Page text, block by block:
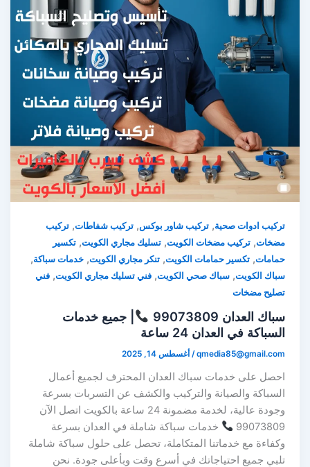
تركيب ادوات صحية,تركيب شاور بوكس,تركيب شفاطات,تركيب
مضخات,تركيب مضخات الكويت,تسليك مجاري الكويت,تكسير
حمامات,تكسير حمامات الكويت,تنكر مجاري الكويت,خدمات سباكة,
سباك الكويت,سباك صحي الكويت,فني تسليك مجاري الكويت,فني
تصليح مضخات
سباك العدان 99073809
| جميع خدمات
السباكة في العدان 24 ساعة
qmedia85@gmail.com
/أغسطس 14, 2025
احصل على خدمات سباك العدان المحترف لجميع أعمال
السباكة والصيانة والتركيب والكشف عن التسربات بسرعة
وجودة عالية، لخدمة مضمونة 24 ساعة بالكويت اتصل الآن
99073809
خدمات سباكة شاملة في العدان بسرعة
وكفاءة مع خدماتنا المتكاملة، تحصل على حلول سباكة شاملة
تلبي جميع احتياجاتك في أسرع وقت وبأعلى جودة. نحن